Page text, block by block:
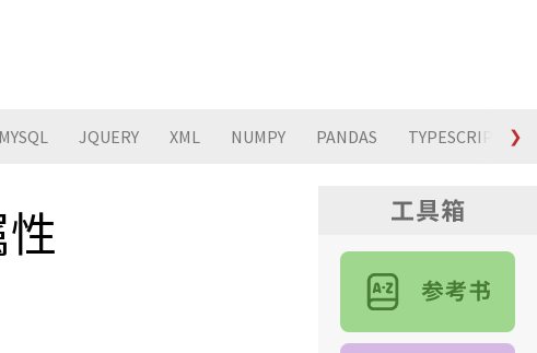
MYSQL JQUERY XML NUMPY PANDAS TYPESCRIPT ❯